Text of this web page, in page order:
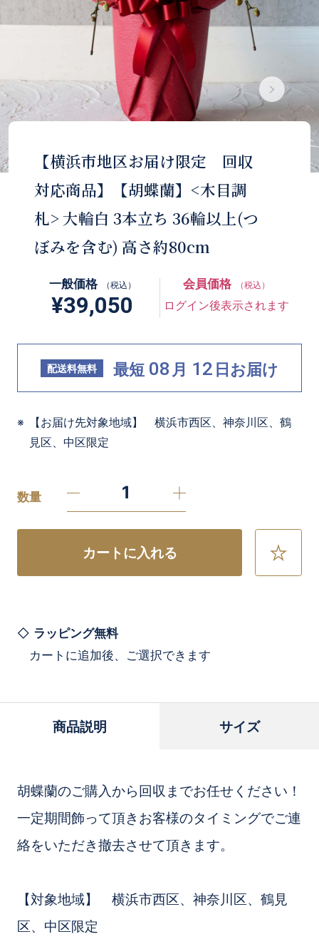
【横浜市地区お届け限定 回収
対応商品】【胡蝶蘭】<木目調
札> 大輪白 3本立ち 36輪以上(つ
ぼみを含む) 高さ約80cm
一般価格 （税込）
¥39,050
会員価格 （税込）
ログイン後表示されます
配送料無料 最短 08 月 12 日お届け
【お届け先対象地域】 横浜市西区、神奈川区、鶴
見区、中区限定
数量
カートに入れる
お
ラッピング無料
カートに追加後、ご選択できます
商品説明 サイズ
胡蝶蘭のご購入から回収までお任せください！
一定期間飾って頂きお客様のタイミングでご連
絡をいただき撤去させて頂きます。
【対象地域】 横浜市西区、神奈川区、鶴見
区、中区限定